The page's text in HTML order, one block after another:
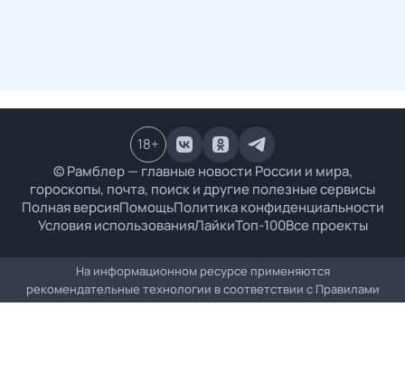
© Рамблер — главные новости России и мира,
гороскопы, почта, поиск и другие полезные сервисы
Полная версияПомощьПолитика конфиденциальности
Условия использованияЛайкиТоп-100Все проекты
18+
На информационном ресурсе применяются
рекомендательные технологии в соответствии с Правилами